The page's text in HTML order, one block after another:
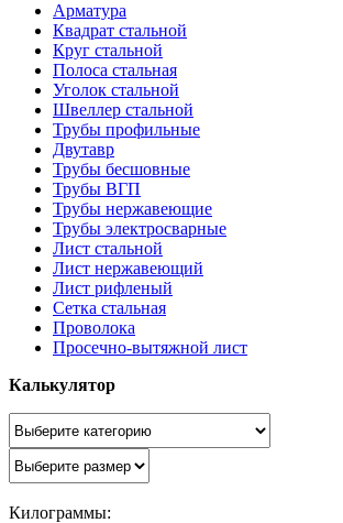
Арматура
Квадрат стальной
Круг стальной
Полоса стальная
Уголок стальной
Швеллер стальной
Трубы профильные
Двутавр
Трубы бесшовные
Трубы ВГП
Трубы нержавеющие
Трубы электросварные
Лист стальной
Лист нержавеющий
Лист рифленый
Сетка стальная
Проволока
Просечно-вытяжной лист
Калькулятор
Килограммы: